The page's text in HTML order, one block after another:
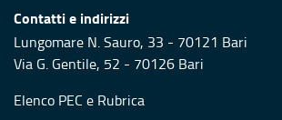
Contatti e indirizzi
Lungomare N. Sauro, 33 - 70121 Bari
Via G. Gentile, 52 - 70126 Bari
Elenco PEC e Rubrica